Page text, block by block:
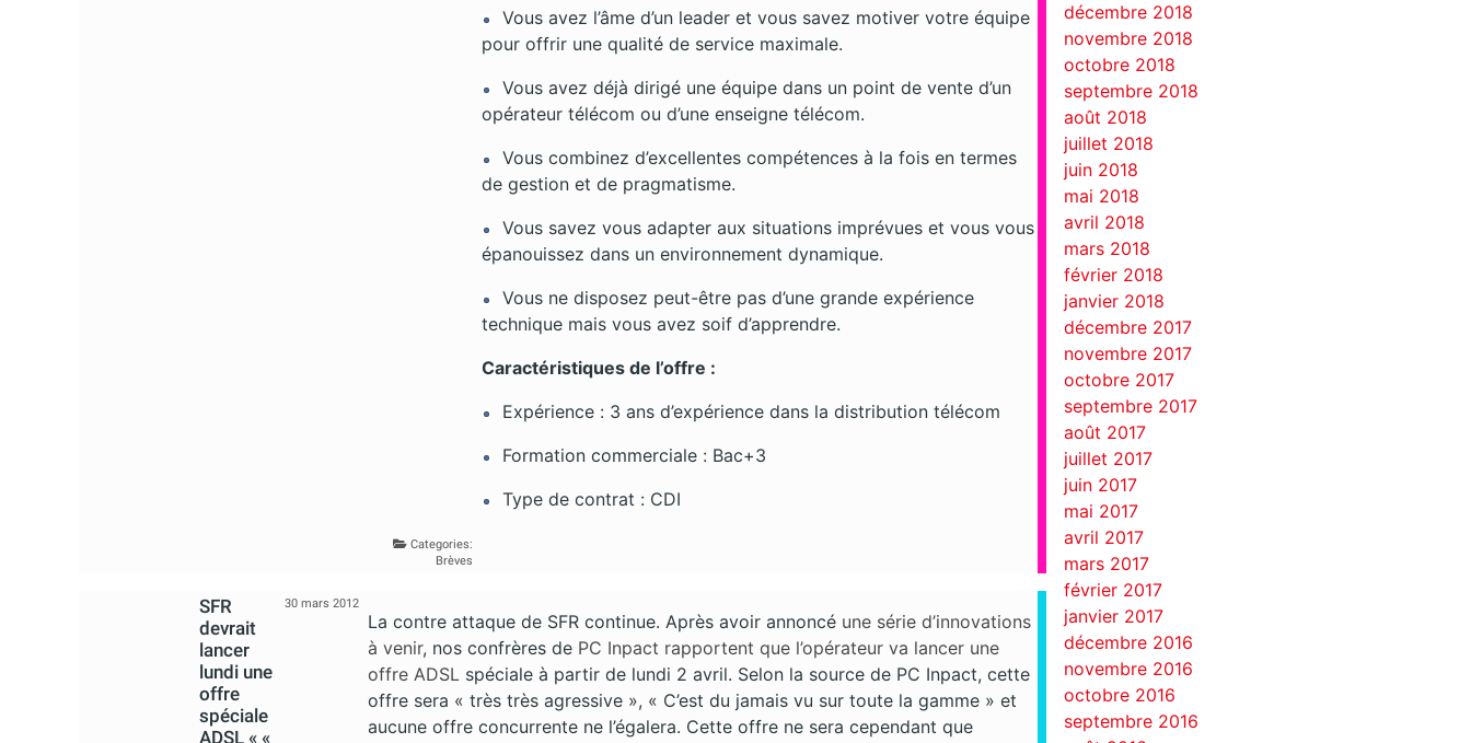
Categories:
Brèves
Vous avez l’âme d’un leader et vous savez motiver votre équipe
pour offrir une qualité de service maximale.
Vous avez déjà dirigé une équipe dans un point de vente d’un
opérateur télécom ou d’une enseigne télécom.
Vous combinez d’excellentes compétences à la fois en termes
de gestion et de pragmatisme.
Vous savez vous adapter aux situations imprévues et vous vous
épanouissez dans un environnement dynamique.
Vous ne disposez peut-être pas d’une grande expérience
technique mais vous avez soif d’apprendre.
Caractéristiques de l’offre :
Expérience : 3 ans d’expérience dans la distribution télécom
Formation commerciale : Bac+3
Type de contrat : CDI
SFR
devrait
lancer
lundi une
offre
spéciale
ADSL « «
30 mars 2012
La contre attaque de SFR continue. Après avoir annoncé une série d’innovations
à venir, nos confrères de PC Inpact rapportent que l’opérateur va lancer une
offre ADSL spéciale à partir de lundi 2 avril. Selon la source de PC Inpact, cette
offre sera « très très agressive », « C’est du jamais vu sur toute la gamme » et
aucune offre concurrente ne l’égalera. Cette offre ne sera cependant que
décembre 2018
novembre 2018
octobre 2018
septembre 2018
août 2018
juillet 2018
juin 2018
mai 2018
avril 2018
mars 2018
février 2018
janvier 2018
décembre 2017
novembre 2017
octobre 2017
septembre 2017
août 2017
juillet 2017
juin 2017
mai 2017
avril 2017
mars 2017
février 2017
janvier 2017
décembre 2016
novembre 2016
octobre 2016
septembre 2016